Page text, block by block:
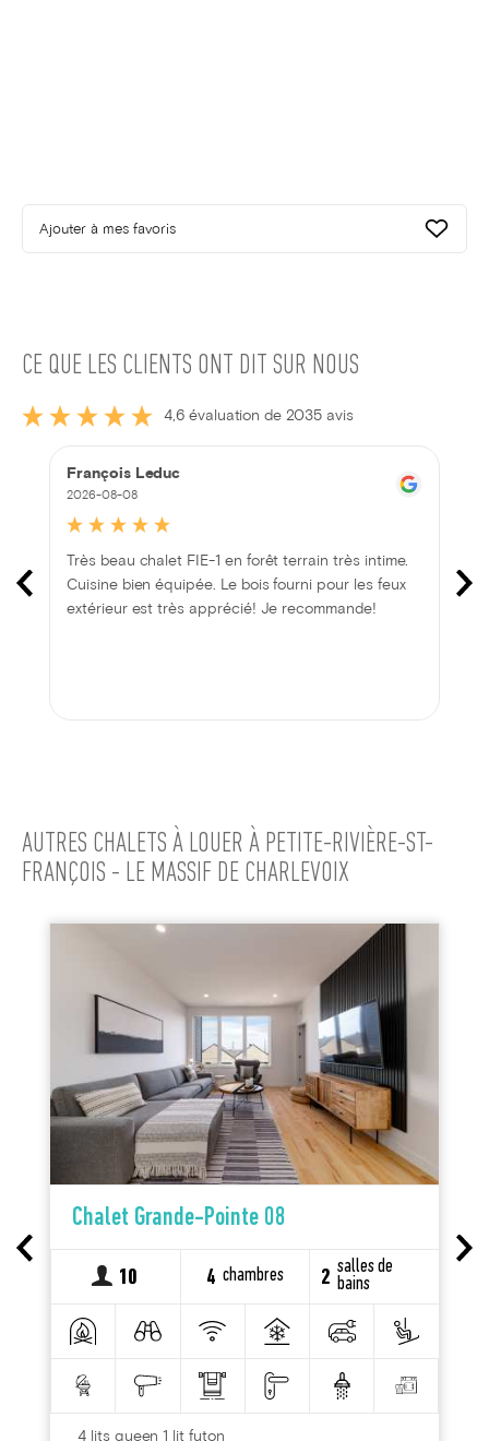
Ajouter à mes favoris
CE QUE LES CLIENTS ONT DIT SUR NOUS
4,6 évaluation de 2035 avis
François Leduc
2026-08-08
Très beau chalet FIE-1 en forêt terrain très intime.
Cuisine bien équipée. Le bois fourni pour les feux
extérieur est très apprécié! Je recommande!
AUTRES CHALETS À LOUER À PETITE-RIVIÈRE-ST-
FRANÇOIS - LE MASSIF DE CHARLEVOIX
Chalet Grande-Pointe 08
10 4 chambres 2 salles de
bains
4 lits queen 1 lit futon